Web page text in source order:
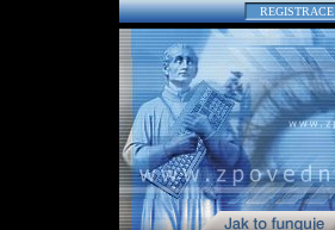
REGISTRACE